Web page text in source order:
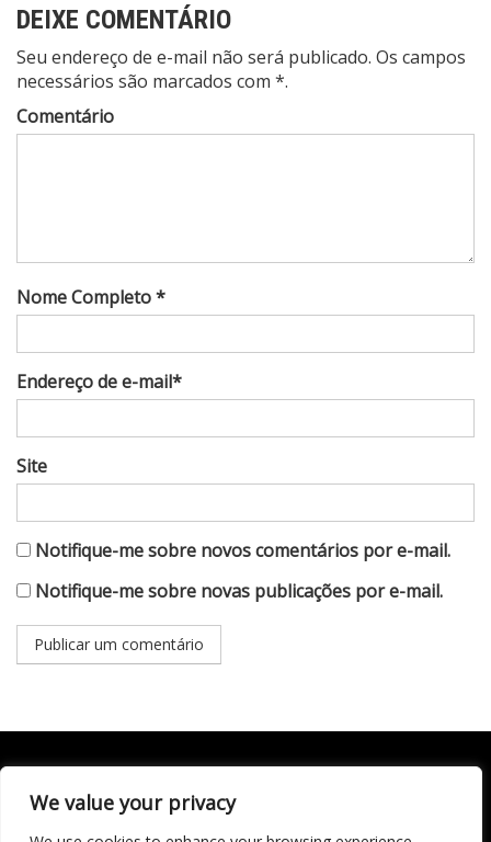
We value your privacy
DEIXE COMENTÁRIO
Seu endereço de e-mail não será publicado. Os campos
necessários são marcados com *.
Comentário
Nome Completo *
Endereço de e-mail*
Site
Notifique-me sobre novos comentários por e-mail.
Notifique-me sobre novas publicações por e-mail.
Todo conteúdo publicado neste portal, incluindo textos,